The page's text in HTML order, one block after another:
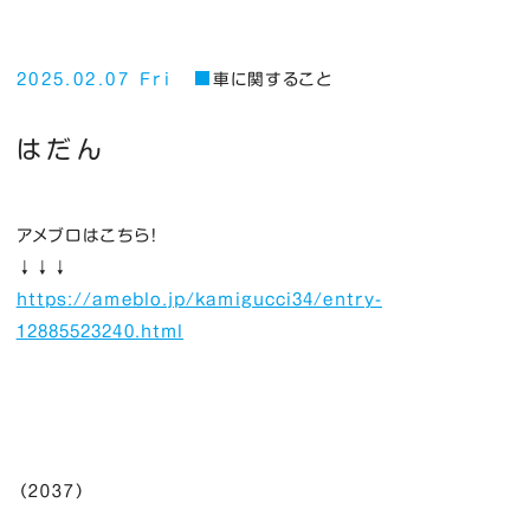
2025.02.07 Fri 車に関すること
はだん
アメブロはこちら！
↓↓↓
https://ameblo.jp/kamigucci34/entry-
12885523240.html
（２０３７）